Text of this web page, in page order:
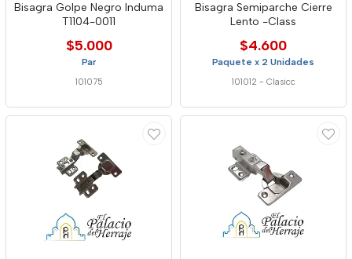
Bisagra Golpe Negro Induma
T1104-0011
$5.000
Par
101075
Bisagra Semiparche Cierre
Lento -Class
$4.600
Paquete x 2 Unidades
101012 - Clasicc